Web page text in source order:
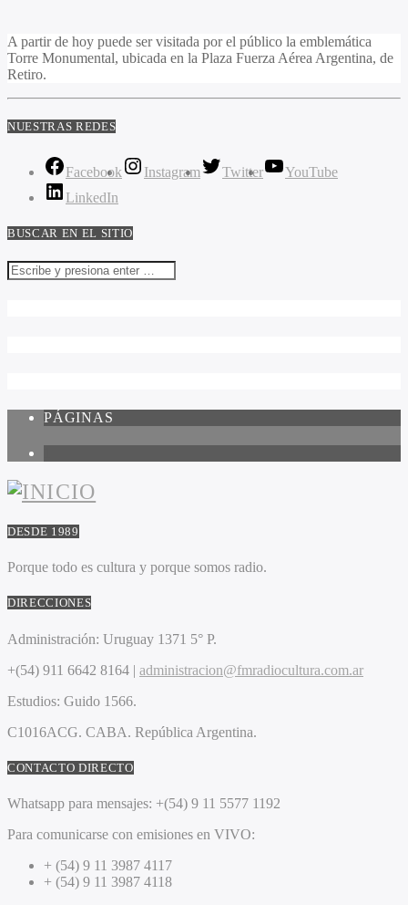
A partir de hoy puede ser visitada por el público la emblemática
Torre Monumental, ubicada en la Plaza Fuerza Aérea Argentina, de
Retiro.
NUESTRAS REDES
Facebook Instagram Twitter
YouTube
LinkedIn
BUSCAR EN EL SITIO
PÁGINAS
DESDE 1989
Porque todo es cultura y porque somos radio.
DIRECCIONES
Administración: Uruguay 1371 5° P.
+(54) 911 6642 8164 | administracion@fmradiocultura.com.ar
Estudios: Guido 1566.
C1016ACG. CABA. República Argentina.
CONTACTO DIRECTO
Whatsapp para mensajes: +(54) 9 11 5577 1192
Para comunicarse con emisiones en VIVO:
+ (54) 9 11 3987 4117
+ (54) 9 11 3987 4118